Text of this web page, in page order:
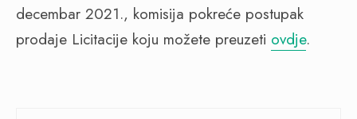
decembar 2021., komisija pokreće postupak
prodaje Licitacije koju možete preuzeti ovdje.